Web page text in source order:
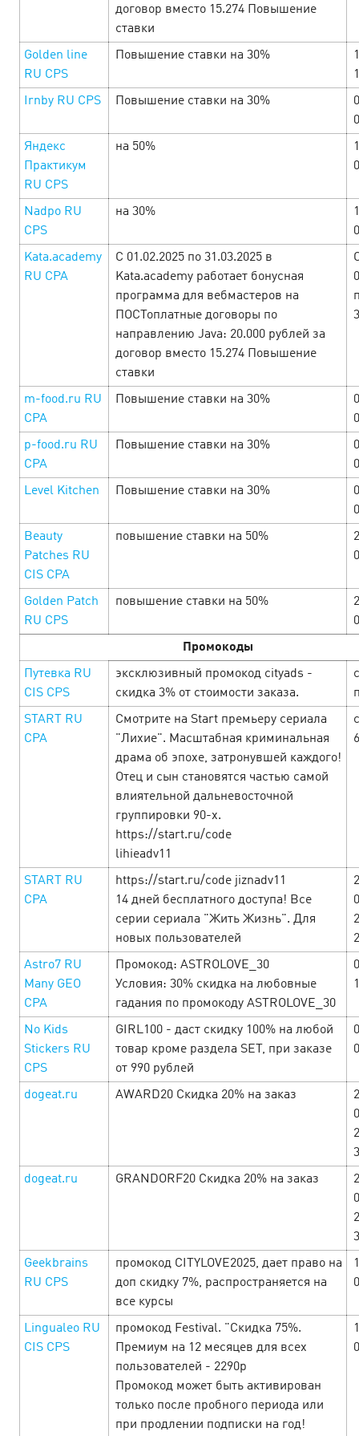
Включайся в майский фестиваль
Cityads
немного работы — и много выгоды. В праздничной
подборке тебя ждут офферы с щедрыми ставками,
бонусами и промокодами. Открывай офферы …
LEARN MORE
MỞ MÀN THÁNG MỚI CÙNG CƠN MƯA
Tháng mới bắt đầu, cơ hội săn sale cực đỉnh đã đến! 🔥
Đây chính là thời điểm vàng để thỏa sức mua sắm với loạt
LEARN MORE
The week of woman delights at
5 March’25
In celebration of the most beautiful holiday from 06.03 to
25.03 we give you CPAi offers, pleasant promotions and
profitable promocodes. Check the selection of offers as
soon as you can to ge…
Неделя женских радостей в Cityads!
March’25
С 06.03 по 10.03 в честь самого прекрасного праздника
дарим вам офферы с повышенными ставками, приятные
акции и выгодные промокоды. Смотрите подборку
договор вместо 15.274 Повышение
ставки
Golden line
RU CPS
Повышение ставки на 30%
Irnby RU СPS Повышение ставки на 30%
Яндекс
Практикум
RU CPS
на 50%
Nadpo RU
CPS
на 30%
Kata.academy
RU CPA
С 01.02.2025 по 31.03.2025 в
Kata.academy работает бонусная
программа для вебмастеров на
ПОСТоплатные договоры по
направлению Java: 20.000 рублей за
договор вместо 15.274 Повышение
ставки
m-food.ru RU
CPA
Повышение ставки на 30%
p-food.ru RU
CPA
Повышение ставки на 30%
Level Kitchen Повышение ставки на 30%
Beauty
Patches RU
CIS CPA
повышение ставки на 50%
Golden Patch
RU CPS
повышение ставки на 50%
Промокоды
Путевка RU
CIS CPS
эксклюзивный промокод cityads -
скидка 3% от стоимости заказа.
START RU
CPA
Смотрите на Start премьеру сериала
"Лихие". Масштабная криминальная
драма об эпохе, затронувшей каждого!
Отец и сын становятся частью самой
влиятельной дальневосточной
группировки 90-х.
https://start.ru/code
lihieadv11
START RU
CPA
https://start.ru/code jiznadv11
14 дней бесплатного доступа! Все
серии сериала "Жить Жизнь". Для
новых пользователей
Astro7 RU
Many GEO
CPA
Промокод: ASTROLOVE_30
Условия: 30% скидка на любовные
гадания по промокоду ASTROLOVE_30
No Kids
Stickers RU
CPS
GIRL100 - даст скидку 100% на любой
товар кроме раздела SET, при заказе
от 990 рублей
dogeat.ru AWARD20 Скидка 20% на заказ
dogeat.ru GRANDORF20 Скидка 20% на заказ
Geekbrains
RU CPS
промокод CITYLOVE2025, дает право на
доп скидку 7%, распространяется на
все курсы
Lingualeo RU
CIS CPS
промокод Festival. "Скидка 75%.
Премиум на 12 месяцев для всех
пользователей - 2290р
Промокод может быть активирован
только после пробного периода или
при продлении подписки на год!